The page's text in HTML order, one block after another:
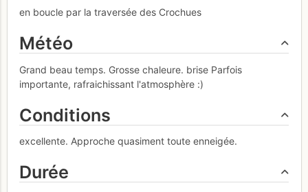
en boucle par la traversée des Crochues
Météo
Grand beau temps. Grosse chaleure. brise Parfois
importante, rafraichissant l'atmosphère :)
Conditions
excellente. Approche quasiment toute enneigée.
Durée